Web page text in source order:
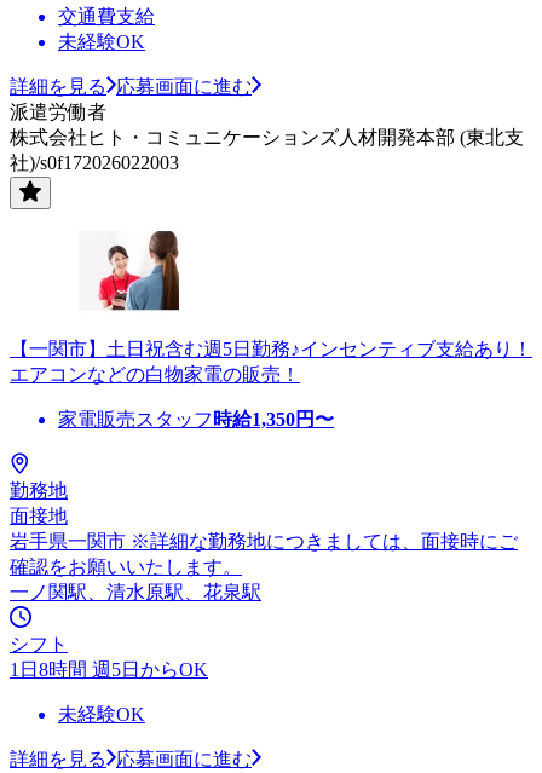
交通費支給
未経験OK
詳細を見る
応募画面に進む
派遣労働者
株式会社ヒト・コミュニケーションズ人材開発本部 (東北支
社)/s0f172026022003
【一関市】土日祝含む週5日勤務♪インセンティブ支給あり！
エアコンなどの白物家電の販売！
家電販売スタッフ 時給1,350円〜
勤務地
面接地
岩手県一関市 ※詳細な勤務地につきましては、面接時にご
確認をお願いいたします。
一ノ関駅、清水原駅、花泉駅
シフト
1日8時間 週5日からOK
未経験OK
詳細を見る 応募画面に進む